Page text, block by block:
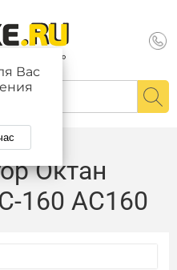
Вас
Октан
160 AC160